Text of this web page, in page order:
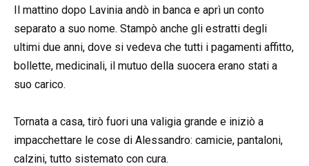
Il mattino dopo Lavinia andò in banca e aprì un conto
separato a suo nome. Stampò anche gli estratti degli
ultimi due anni, dove si vedeva che tutti i pagamenti affitto,
bollette, medicinali, il mutuo della suocera erano stati a
suo carico.
Tornata a casa, tirò fuori una valigia grande e iniziò a
impacchettare le cose di Alessandro: camicie, pantaloni,
calzini, tutto sistemato con cura.